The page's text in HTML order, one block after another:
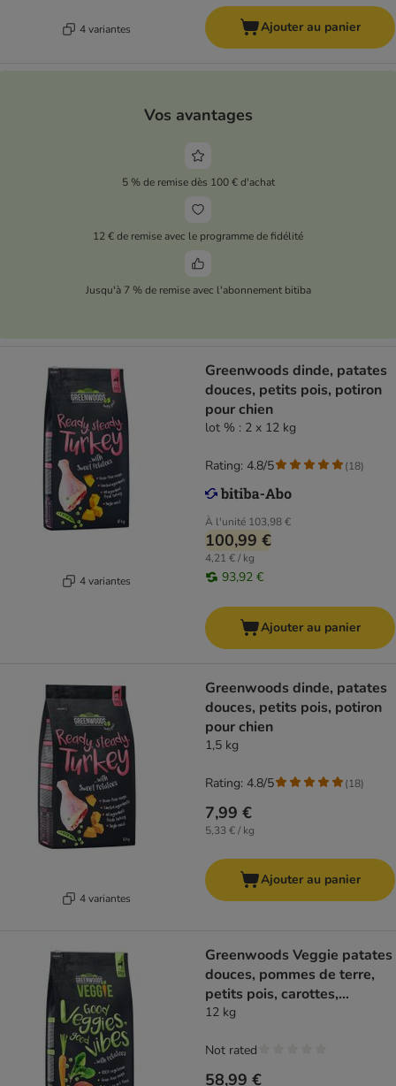
4 variantes Ajouter au panier
Vos avantages
5 % de remise dès 100 € d'achat
12 € de remise avec le programme de fidélité
Jusqu'à 7 % de remise avec l'abonnement bitiba
4 variantes
Greenwoods dinde, patates
douces, petits pois, potiron
pour chien
lot % : 2 x 12 kg
À l'unité 103,98 €
100,99 €
4,21 € / kg
93,92 €
Rating: 4.8/5 (18)
Ajouter au panier
4 variantes
Greenwoods dinde, patates
douces, petits pois, potiron
pour chien
1,5 kg
7,99 €
5,33 € / kg
Rating: 4.8/5 (18)
Ajouter au panier
Greenwoods Veggie patates
douces, pommes de terre,
petits pois, carottes,
épinards pour chien
12 kg
58,99 €
Not rated